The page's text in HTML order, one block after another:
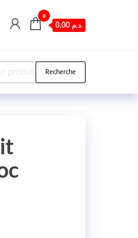
0
0.00 د.م.
: Recherche